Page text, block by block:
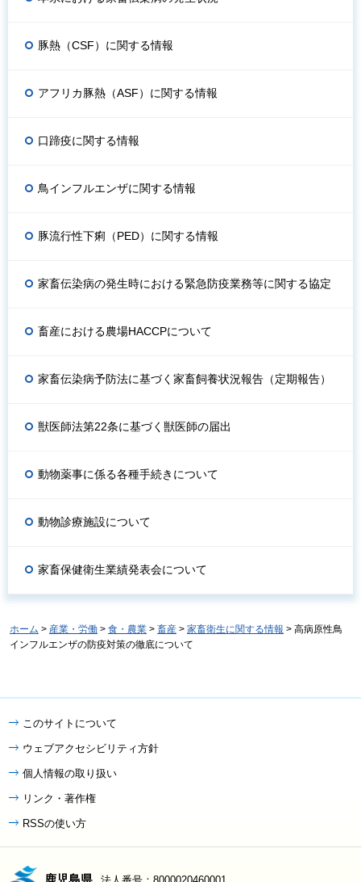
豚熱（CSF）に関する情報
アフリカ豚熱（ASF）に関する情報
口蹄疫に関する情報
鳥インフルエンザに関する情報
豚流行性下痢（PED）に関する情報
家畜伝染病の発生時における緊急防疫業務等に関する協定
畜産における農場HACCPについて
家畜伝染病予防法に基づく家畜飼養状況報告（定期報告）
獣医師法第22条に基づく獣医師の届出
動物薬事に係る各種手続きについて
動物診療施設について
家畜保健衛生業績発表会について
ホーム > 産業・労働 > 食・農業 > 畜産 > 家畜衛生に関する情報 > 高病原性鳥
インフルエンザの防疫対策の徹底について
このサイトについて
ウェブアクセシビリティ方針
個人情報の取り扱い
リンク・著作権
RSSの使い方